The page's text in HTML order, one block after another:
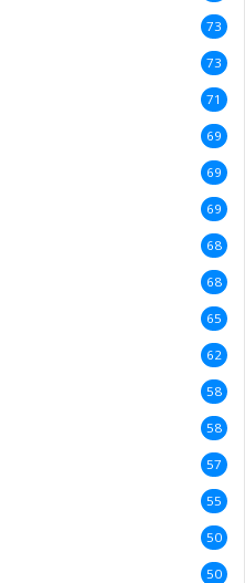
73
73
71
69
69
69
68
68
65
62
58
58
57
55
50
50